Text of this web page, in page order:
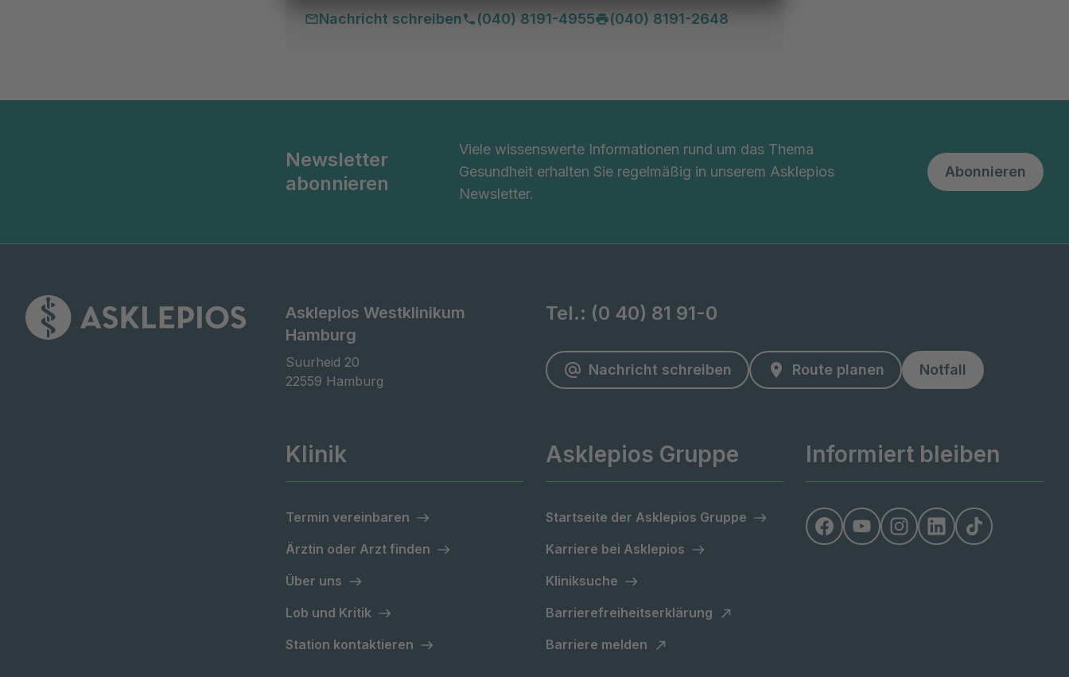
Nachricht schreiben (040) 8191-4955 (040) 8191-2648
Newsletter
abonnieren
Viele wissenswerte Informationen rund um das Thema
Gesundheit erhalten Sie regelmäßig in unserem Asklepios
Newsletter.
Abonnieren
Asklepios Westklinikum
Hamburg
Suurheid 20
22559 Hamburg
Tel.: (0 40) 81 91-0
Nachricht schreiben Route planen Notfall
Klinik
Termin vereinbaren
Ärztin oder Arzt finden
Über uns
Lob und Kritik
Station kontaktieren
Asklepios Gruppe
Startseite der Asklepios Gruppe
Karriere bei Asklepios
Kliniksuche
Barrierefreiheitserklärung
Barriere melden
Informiert bleiben